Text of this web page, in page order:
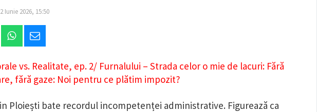
Iunie 2026, 15:50
Ploiești bate recordul incompetenței administrative. Figurează ca